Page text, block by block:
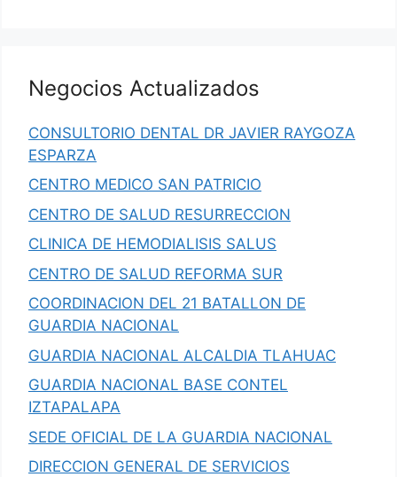
Negocios Actualizados
CONSULTORIO DENTAL DR JAVIER RAYGOZA
ESPARZA
CENTRO MEDICO SAN PATRICIO
CENTRO DE SALUD RESURRECCION
CLINICA DE HEMODIALISIS SALUS
CENTRO DE SALUD REFORMA SUR
COORDINACION DEL 21 BATALLON DE
GUARDIA NACIONAL
GUARDIA NACIONAL ALCALDIA TLAHUAC
GUARDIA NACIONAL BASE CONTEL
IZTAPALAPA
SEDE OFICIAL DE LA GUARDIA NACIONAL
DIRECCION GENERAL DE SERVICIOS